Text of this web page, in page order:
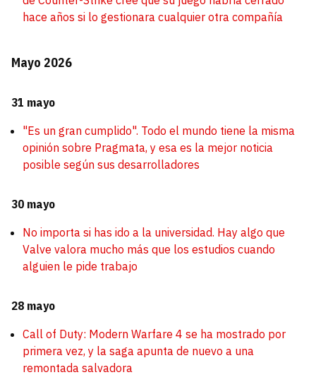
hace años si lo gestionara cualquier otra compañía
Mayo 2026
31 mayo
"Es un gran cumplido". Todo el mundo tiene la misma
opinión sobre Pragmata, y esa es la mejor noticia
posible según sus desarrolladores
30 mayo
No importa si has ido a la universidad. Hay algo que
Valve valora mucho más que los estudios cuando
alguien le pide trabajo
28 mayo
Call of Duty: Modern Warfare 4 se ha mostrado por
primera vez, y la saga apunta de nuevo a una
remontada salvadora